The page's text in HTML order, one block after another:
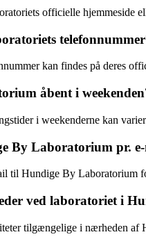
officielle hjemmeside
kan findes på deres
åbent i
i weekenderne kan
By Laboratorium pr.
til Hundige By Laboratorium
ved laboratoriet i
tilgængelige i nærheden